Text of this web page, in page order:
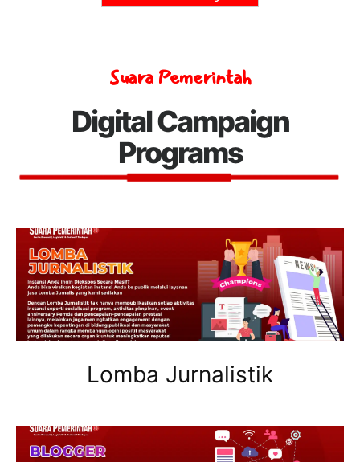
Suara Pemerintah
Digital Campaign
Programs
Lomba Jurnalistik